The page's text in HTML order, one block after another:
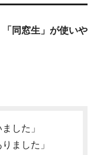
「同窓生」が使いや
した」
ました」